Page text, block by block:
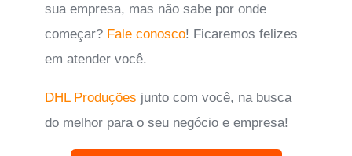
sua empresa, mas não sabe por onde
começar? Fale conosco! Ficaremos felizes
em atender você.
DHL Produções junto com você, na busca
do melhor para o seu negócio e empresa!